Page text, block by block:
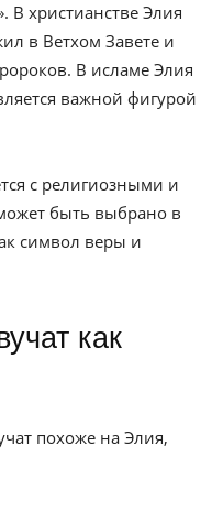
В христианстве Элия
в Ветхом Завете и
В исламе Элия
важной фигурой
с религиозными и
быть выбрано в
символ веры и
как
похоже на Элия,